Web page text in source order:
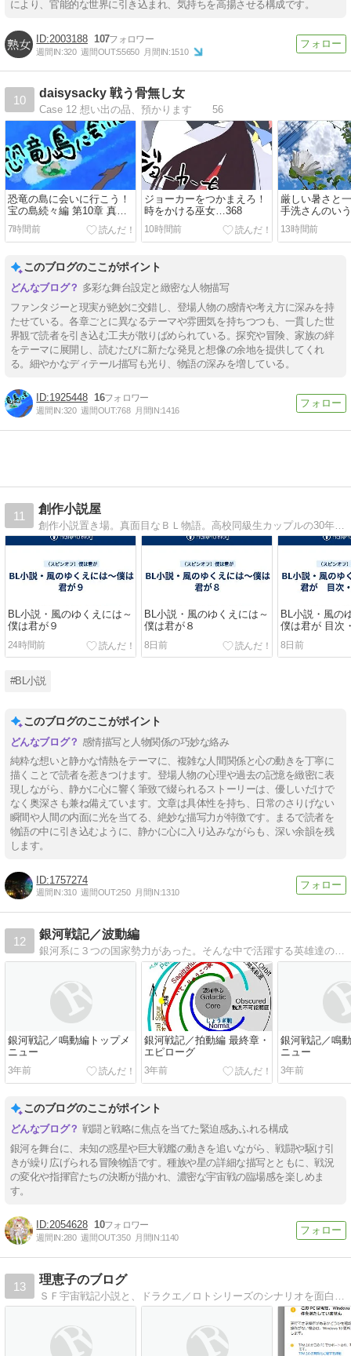
により、官能的な世界に引き込まれ、気持ちを高揚させる構成です。
2003188 107
週間IN:320 週間OUT:55650 月間IN:1510
10
daisysacky 戦う骨無し女
Case 12 想い出の品、預かります 56
恐竜の島に会いに行こう！
宝の島続々編 第10章 真の
ヒーローは誰だ？…104
7時間前
ジョーカーをつかまえろ！
時をかける巫女…368
10時間前
厳しい暑さと
手洗さんのい
492
13時間前
このブログのここがポイント
多彩な舞台設定と緻密な人物描写
ファンタジーと現実が絶妙に交錯し、登場人物の感情や考え方に深みを持
たせている。各章ごとに異なるテーマや雰囲気を持ちつつも、一貫した世
界観で読者を引き込む工夫が散りばめられている。探究や冒険、家族の絆
をテーマに展開し、読むたびに新たな発見と想像の余地を提供してくれ
る。細やかなディテール描写も光り、物語の深みを増している。
1925448 16
週間IN:320 週間OUT:768 月間IN:1416
11
創作小説屋
創作小説置き場。真面目なＢＬ物語。高校同級生カップルの30年愛。完結・読切・色々。
BL小説・風のゆくえには～
僕は君が９
24時間前
BL小説・風のゆくえには～
僕は君が８
8日前
BL小説・風の
僕は君が 目次
8日前
#BL小説
このブログのここがポイント
感情描写と人物関係の巧妙な絡み
純粋な想いと静かな情熱をテーマに、複雑な人間関係と心の動きを丁寧に
描くことで読者を惹きつけます。登場人物の心理や過去の記憶を緻密に表
現しながら、静かに心に響く筆致で綴られるストーリーは、優しいだけで
なく奥深さも兼ね備えています。文章は具体性を持ち、日常のさりげない
瞬間や人間の内面に光を当てる、絶妙な描写力が特徴です。まるで読者を
物語の中に引き込むように、静かに心に入り込みながらも、深い余韻を残
します。
1757274
週間IN:310 週間OUT:250 月間IN:1310
12
銀河戦記／波動編
銀河系に３つの国家勢力があった。そんな中で活躍する英雄達の物語
銀河戦記／鳴動編トップメ
ニュー
3年前
銀河戦記／拍動編 最終章・
エピローグ
3年前
銀河戦記／鳴
ニュー
3年前
このブログのここがポイント
戦闘と戦略に焦点を当てた緊迫感あふれる構成
銀河を舞台に、未知の惑星や巨大戦艦の動きを追いながら、戦闘や駆け引
きが繰り広げられる冒険物語です。種族や星の詳細な描写とともに、戦況
の変化や指揮官たちの決断が描かれ、濃密な宇宙戦の臨場感を楽しめま
す。
2054628 10
週間IN:280 週間OUT:350 月間IN:1140
13
理恵子のブログ